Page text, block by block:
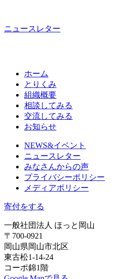
ニュースレター
ホーム
とりくみ
組織概要
相談してみる
交流してみる
お知らせ
NEWS&イベント
ニュースレター
みなさんからの声
プライバシーポリシー
メディアポリシー
寄付をする
一般社団法人 ほっと岡山
〒700-0921
岡山県岡山市北区
東古松1-14-24
コーポ錦1階